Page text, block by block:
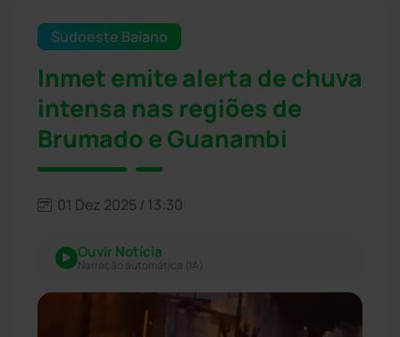
Sudoeste Baiano
Inmet emite alerta de chuva
intensa nas regiões de
Brumado e Guanambi
01 Dez 2025 / 13:30
Ouvir Notícia
Narração automática (IA)